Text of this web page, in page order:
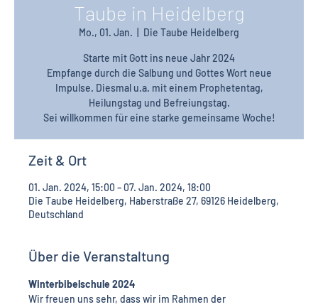
Taube in Heidelberg
Mo., 01. Jan. Die Taube Heidelberg
Starte mit Gott ins neue Jahr 2024
Empfange durch die Salbung und Gottes Wort neue
Impulse. Diesmal u.a. mit einem Prophetentag,
Heilungstag­ und Befreiungstag.
Sei willkommen für eine starke gemeinsame Woche!
Zeit & Ort
01. Jan. 2024, 15:00 – 07. Jan. 2024, 18:00
Die Taube Heidelberg, Haberstraße 27, 69126 Heidelberg,
Deutschland
Über die Veranstaltung
Winterbibelschule 2024
Wir freuen uns sehr, dass wir im Rahmen der